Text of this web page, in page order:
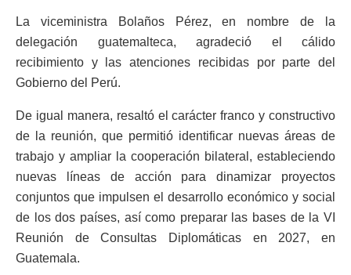
La viceministra Bolaños Pérez, en nombre de la
delegación guatemalteca, agradeció el cálido
recibimiento y las atenciones recibidas por parte del
Gobierno del Perú.
De igual manera, resaltó el carácter franco y constructivo
de la reunión, que permitió identificar nuevas áreas de
trabajo y ampliar la cooperación bilateral, estableciendo
nuevas líneas de acción para dinamizar proyectos
conjuntos que impulsen el desarrollo económico y social
de los dos países, así como preparar las bases de la VI
Reunión de Consultas Diplomáticas en 2027, en
Guatemala.